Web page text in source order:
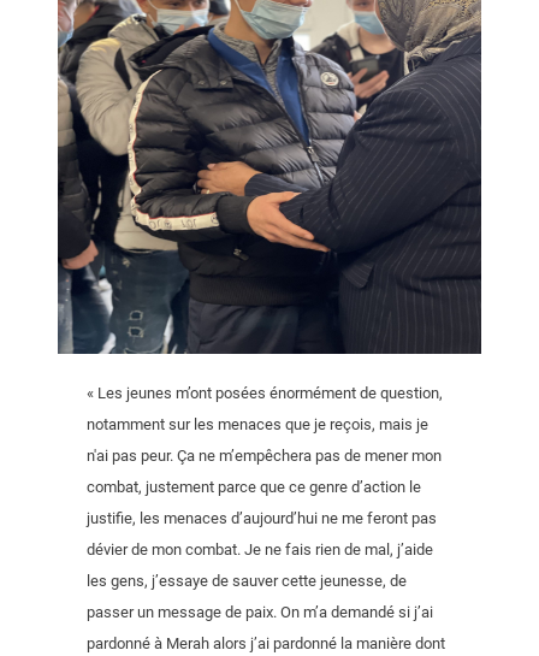
« Les jeunes m’ont posées énormément de question,
notamment sur les menaces que je reçois, mais je
n'ai pas peur. Ça ne m’empêchera pas de mener mon
combat, justement parce que ce genre d’action le
justifie, les menaces d’aujourd’hui ne me feront pas
dévier de mon combat. Je ne fais rien de mal, j’aide
les gens, j’essaye de sauver cette jeunesse, de
passer un message de paix. On m’a demandé si j’ai
pardonné à Merah alors j’ai pardonné la manière dont